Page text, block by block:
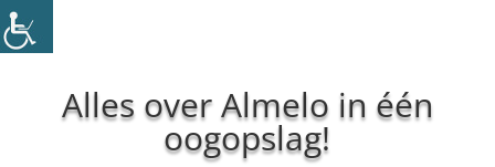
Alles over Almelo in één
oogopslag!